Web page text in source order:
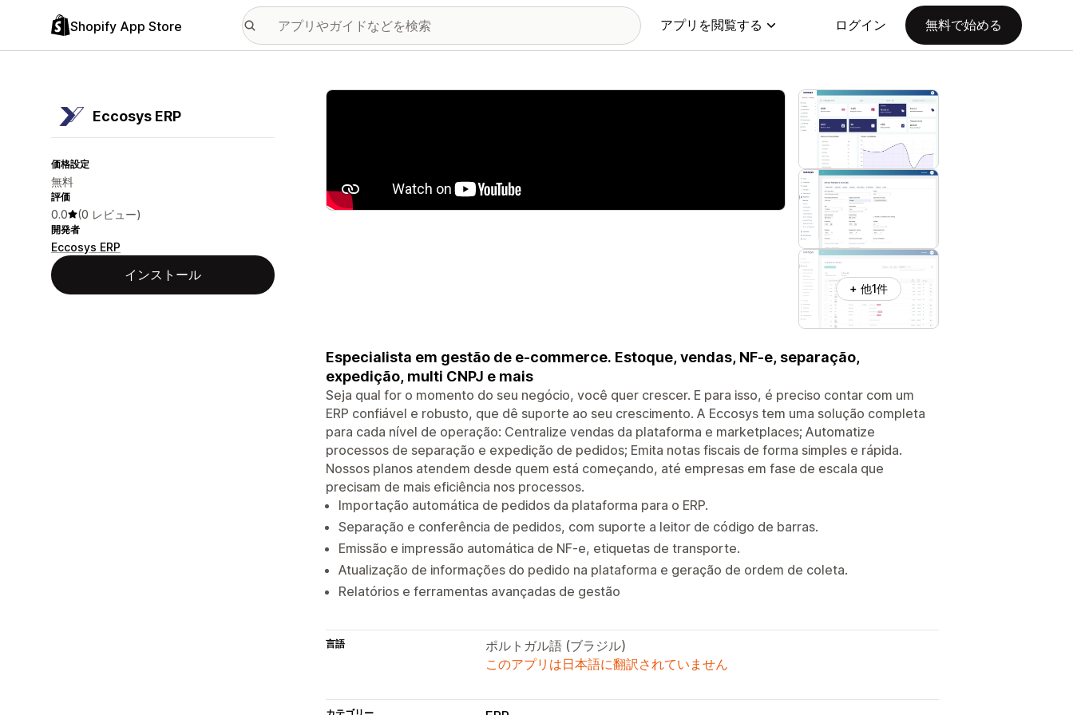
Shopify App Store アプリを閲覧する ログイン 無料で始める
Eccosys ERP
価格設定
無料
評価
0.0 (0 レビュー)
開発者
Eccosys ERP
インストール
特集の画像ギャラリー
+ 他1件
Especialista em gestão de e-commerce. Estoque, vendas, NF-e, separação,
expedição, multi CNPJ e mais
Seja qual for o momento do seu negócio, você quer crescer. E para isso, é preciso contar com um
ERP confiável e robusto, que dê suporte ao seu crescimento. A Eccosys tem uma solução completa
para cada nível de operação: Centralize vendas da plataforma e marketplaces; Automatize
processos de separação e expedição de pedidos; Emita notas fiscais de forma simples e rápida.
Nossos planos atendem desde quem está começando, até empresas em fase de escala que
precisam de mais eficiência nos processos.
Importação automática de pedidos da plataforma para o ERP.
Separação e conferência de pedidos, com suporte a leitor de código de barras.
Emissão e impressão automática de NF-e, etiquetas de transporte.
Atualização de informações do pedido na plataforma e geração de ordem de coleta.
Relatórios e ferramentas avançadas de gestão
言語
ポルトガル語 (ブラジル)
このアプリは日本語に翻訳されていません